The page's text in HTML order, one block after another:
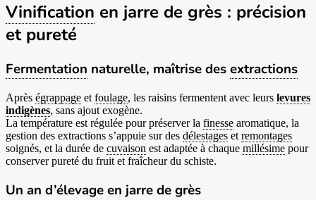
Vinification en jarre de grès : précision
et pureté
Fermentation naturelle, maîtrise desextractions
Après égrappage et foulage, les raisins fermentent avec leurs levures
indigènes, sans ajout exogène.
La température est régulée pour préserver la finesse aromatique, la
gestion des extractions s’appuie sur des délestages et remontages
soignés, et la durée de cuvaison est adaptée à chaque millésime pour
conserver pureté du fruit et fraîcheur du schiste.
Un an d’élevage en jarre de grès